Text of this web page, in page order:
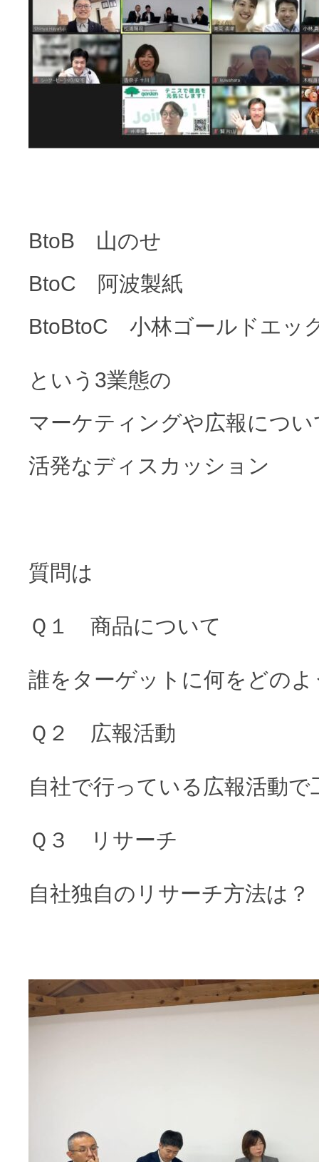
BtoB 山のせ
BtoC 阿波製紙
BtoBtoC 小林ゴールドエッ
という3業態の
マーケティングや広報につい
活発なディスカッション
質問は
Ｑ１ 商品について
誰をターゲットに何をどの
Ｑ２ 広報活動
自社で行っている広報活動
Ｑ３ リサーチ
自社独自のリサーチ方法は？